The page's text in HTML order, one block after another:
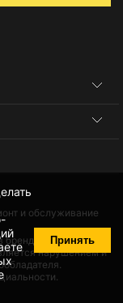
Принять
и обслуживание
бренда происходит
нарушением и